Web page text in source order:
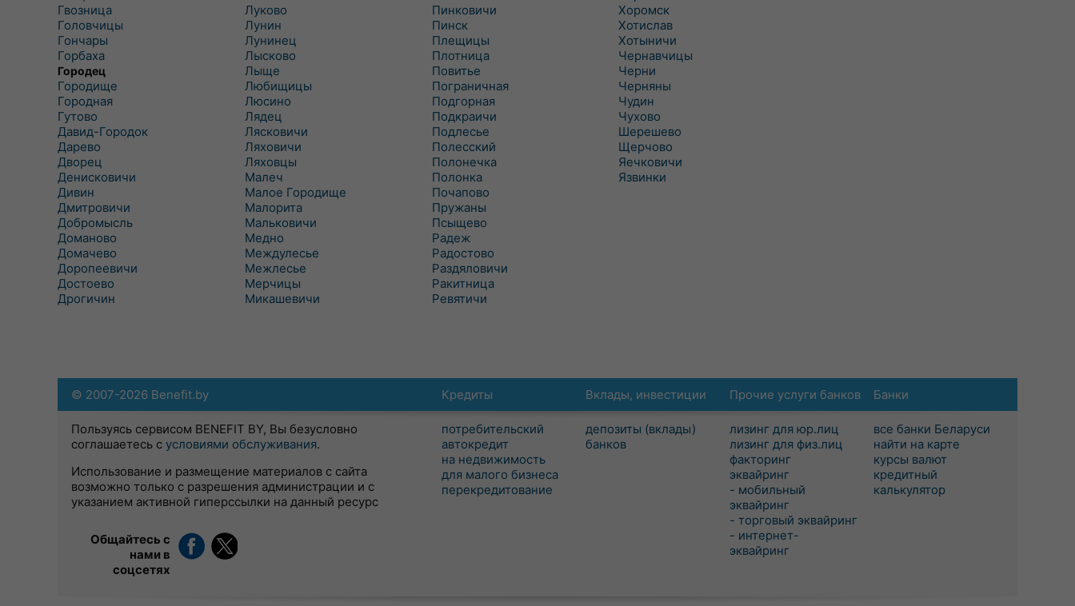
Гвозница
Головчицы
Гончары
Горбаха
Городец
Городище
Городная
Гутово
Давид-Городок
Дарево
Дворец
Денисковичи
Дивин
Дмитровичи
Добромысль
Доманово
Домачево
Доропеевичи
Достоево
Дрогичин
Луково
Лунин
Лунинец
Лысково
Лыще
Любищицы
Люсино
Лядец
Лясковичи
Ляховичи
Ляховцы
Малеч
Малое Городище
Малорита
Мальковичи
Медно
Междулесье
Межлесье
Мерчицы
Микашевичи
Пинковичи
Пинск
Плещицы
Плотница
Повитье
Пограничная
Подгорная
Подкраичи
Подлесье
Полесский
Полонечка
Полонка
Почапово
Пружаны
Псыщево
Радеж
Радостово
Раздяловичи
Ракитница
Ревятичи
Хоромск
Хотислав
Хотыничи
Чернавчицы
Черни
Черняны
Чудин
Чухово
Шерешево
Щерчово
Яечковичи
Язвинки
Кредиты
потребительский
автокредит
на недвижимость
для малого бизнеса
перекредитование
Вклады, инвестиции
депозиты (вклады)
банков
Прочие услуги банков
лизинг для юр.лиц
лизинг для физ.лиц
факторинг
эквайринг
- мобильный
эквайринг
- торговый эквайринг
- интернет-
эквайринг
Банки
все банки Беларуси
найти на карте
курсы валют
кредитный
калькулятор
© 2007-2026 Benefit.by
Пользуясь сервисом BENEFIT BY, Вы безусловно
соглашаетесь с условиями обслуживания.
Использование и размещение материалов с сайта
возможно только с разрешения администрации и с
указанием активной гиперссылки на данный ресурс
Общайтесь с
нами в
соцсетях